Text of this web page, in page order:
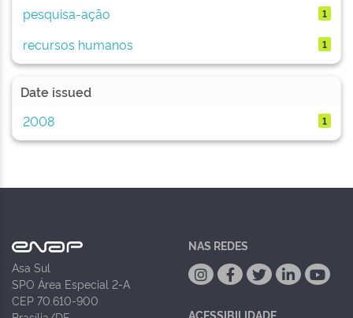
pesquisa-ação 1
recursos humanos 1
Date issued
2008
1
Asa Sul
SPO Área Especial 2-A
CEP 70.610-900
NAS REDES
ACESSIBILIDADE